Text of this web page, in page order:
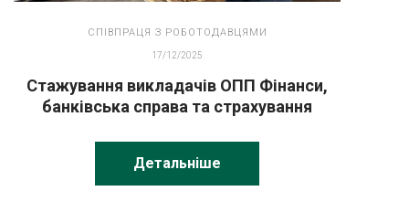
СПІВПРАЦЯ З РОБОТОДАВЦЯМИ
17/12/2025
Стажування викладачів ОПП Фінанси,
банківська справа та страхування
Детальніше